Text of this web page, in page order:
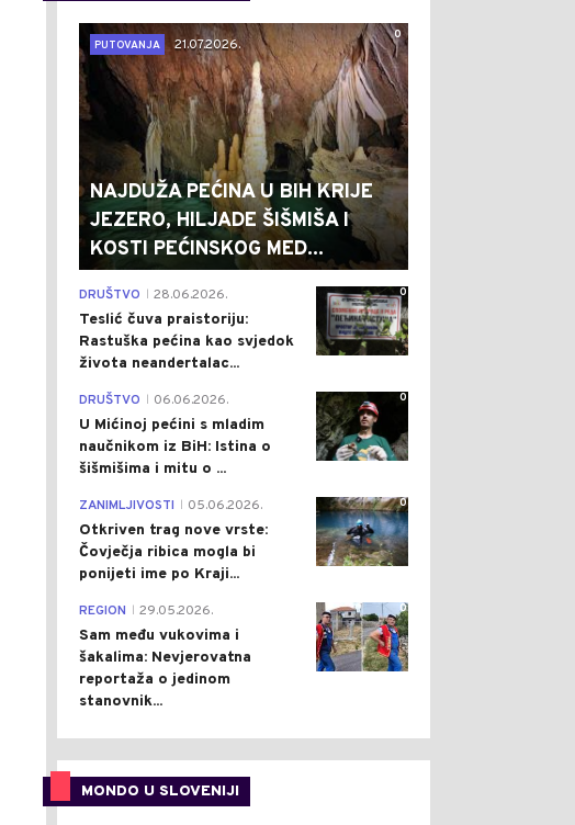
0
PUTOVANJA
21.07.2026.
NAJDUŽA PEĆINA U BIH KRIJE
JEZERO, HILJADE ŠIŠMIŠA I
KOSTI PEĆINSKOG MED...
0
DRUŠTVO 28.06.2026.
Teslić čuva praistoriju:
Rastuška pećina kao svjedok
života neandertalac...
0
DRUŠTVO 06.06.2026.
U Mićinoj pećini s mladim
naučnikom iz BiH: Istina o
šišmišima i mitu o ...
0
ZANIMLJIVOSTI 05.06.2026.
Otkriven trag nove vrste:
Čovječja ribica mogla bi
ponijeti ime po Kraji...
0
REGION 29.05.2026.
Sam među vukovima i
šakalima: Nevjerovatna
reportaža o jedinom
stanovnik...
MONDO U SLOVENIJI